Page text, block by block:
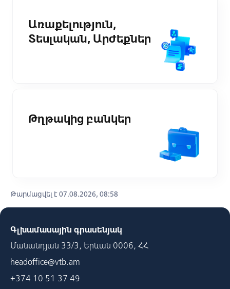
Առաքելություն,
Տեսլական, Արժեքներ
Թղթակից բանկեր
Թարմացվել է 07.08.2026, 08:58
Գլխամասային գրասենյակ
Մանանդյան 33/3, Երևան 0006, ՀՀ
headoffice@vtb.am
+374 10 51 37 49